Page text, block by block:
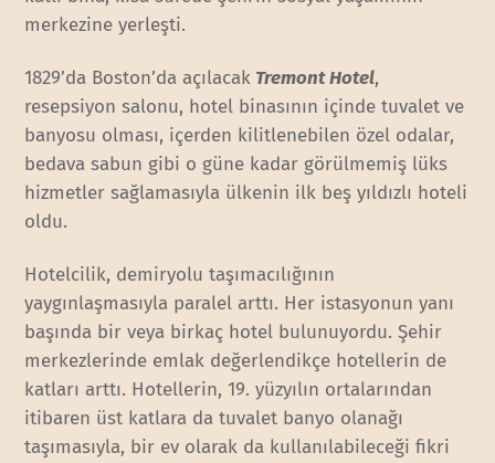
merkezine yerleşti.
1829’da Boston’da açılacak Tremont Hotel,
resepsiyon salonu, hotel binasının içinde tuvalet ve
banyosu olması, içerden kilitlenebilen özel odalar,
bedava sabun gibi o güne kadar görülmemiş lüks
hizmetler sağlamasıyla ülkenin ilk beş yıldızlı hoteli
oldu.
Hotelcilik, demiryolu taşımacılığının
yaygınlaşmasıyla paralel arttı. Her istasyonun yanı
başında bir veya birkaç hotel bulunuyordu. Şehir
merkezlerinde emlak değerlendikçe hotellerin de
katları arttı. Hotellerin, 19. yüzyılın ortalarından
itibaren üst katlara da tuvalet banyo olanağı
taşımasıyla, bir ev olarak da kullanılabileceği fikri